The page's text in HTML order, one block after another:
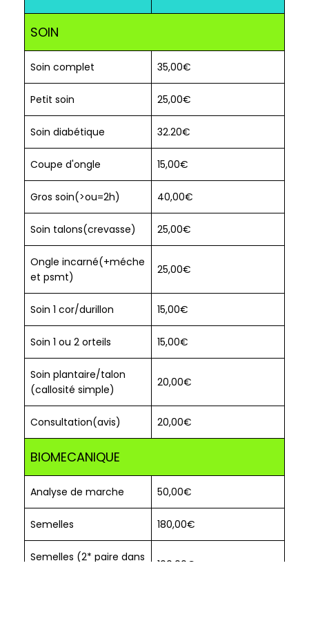
SOIN
Soin complet 35,00€
Petit soin 25,00€
Soin diabétique 32.20€
Coupe d'ongle 15,00€
Gros soin(>ou=2h) 40,00€
Soin talons(crevasse) 25,00€
Ongle incarné(+méche
et psmt)
25,00€
Soin 1 cor/durillon 15,00€
Soin 1 ou 2 orteils 15,00€
Soin plantaire/talon
(callosité simple)
20,00€
Consultation(avis) 20,00€
BIOMECANIQUE
Analyse de marche 50,00€
Semelles 180,00€
Semelles (2* paire dans
100,00€